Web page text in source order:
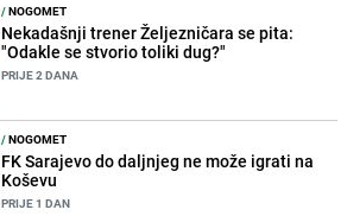
/NOGOMET
Nekadašnji trener Željezničara se pita:
"Odakle se stvorio toliki dug?"
PRIJE 2 DANA
/NOGOMET
FK Sarajevo do daljnjeg ne može igrati na
Koševu
PRIJE 1 DAN